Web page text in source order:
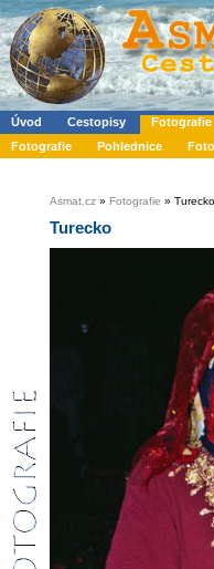
Úvod Cestopisy Fotografie
Fotografie
Pohlednice
Asmat.cz » Fotografie » Turecko
Turecko